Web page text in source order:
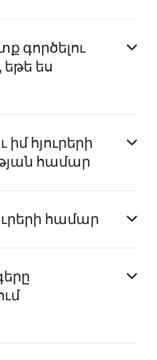
գործելու
ես
հյուրերի
համար
համար